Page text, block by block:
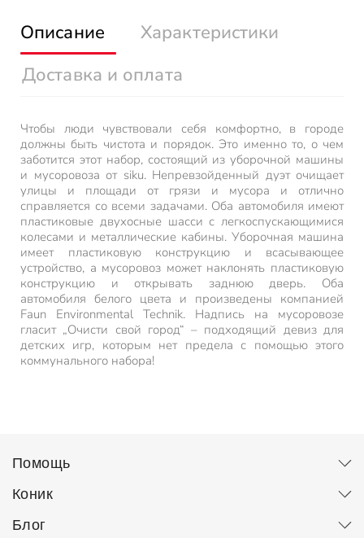
Описание
Характеристики
Доставка и оплата
Чтобы люди чувствовали себя комфортно, в городе
должны быть чистота и порядок. Это именно то, о чем
заботится этот набор, состоящий из уборочной машины
и мусоровоза от siku. Непревзойденный дуэт очищает
улицы и площади от грязи и мусора и отлично
справляется со всеми задачами. Оба автомобиля имеют
пластиковые двухосные шасси с легкоспускающимися
колесами и металлические кабины. Уборочная машина
имеет пластиковую конструкцию и всасывающее
устройство, а мусоровоз может наклонять пластиковую
конструкцию и открывать заднюю дверь. Оба
автомобиля белого цвета и произведены компанией
Faun Environmental Technik. Надпись на мусоровозе
гласит „Очисти свой город“ – подходящий девиз для
детских игр, которым нет предела с помощью этого
коммунального набора!
Помощь
Коник
Блог